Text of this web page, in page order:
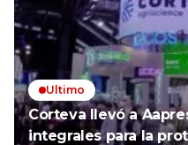
Ultimo
Corteva llevó a
integrales para la